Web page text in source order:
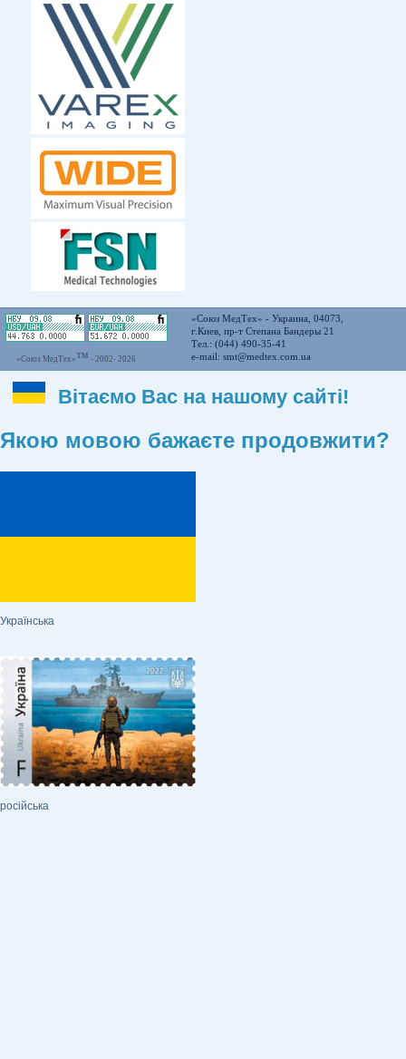
«Союз МедТех»™ - 2002- 2026
«Союз МедТех» - Украина, 04073,
г.Киев, пр-т Степана Бандеры 21
Тел.: (044) 490-35-41
e-mail: smt@medtex.com.ua
Вітаємо Вас на нашому сайті!
Якою мовою бажаєте продовжити?
Українська
російська